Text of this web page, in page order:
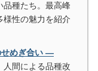
品種たち。最高峰
様性の魅力を紹介
せめぎ合い ―
人間による品種改